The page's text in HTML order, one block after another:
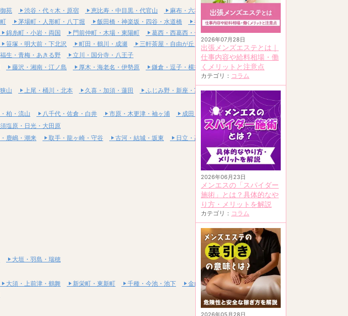
2026年07月28日
出張メンズエステとは｜
仕事内容や給料相場・働
くメリットと注意点
カテゴリ： コラム
2026年06月23日
メンエスの「スパイダー
施術」とは？具体的なや
り方・メリットを解説
カテゴリ： コラム
2026年05月28日
苑 渋谷・代々木・原宿 恵比寿・中目黒・代官山
麻布・六本木・赤坂
茅場町・人形町・八丁堀 飯田橋・神楽坂・四谷・水道橋
神田・秋葉原・浅草橋
錦糸町・小岩・両国 門前仲町・木場・東陽町
葛西・西葛西・一之江
笹塚・明大前・下北沢 町田・鶴川・成瀬
三軒茶屋・自由が丘・二子玉川
福生・青梅・あきる野
立川・国分寺・八王子
藤沢・湘南・江ノ島 厚木・海老名・伊勢原
鎌倉・逗子・横須賀
山 上尾・桶川・北本 久喜・加須・蓮田
ふじみ野・新座・富士見
柏・流山 八千代・佐倉・白井 市原・木更津・袖ヶ浦
成田・富里・印西
塩原・日光・大田原
鹿嶋・潮来 取手・龍ヶ崎・守谷 古河・結城・坂東
日立・高萩・常陸太田
大垣・羽島・瑞穂
大須・上前津・鶴舞 新栄町・東新町 千種・今池・池下
金山・熱田